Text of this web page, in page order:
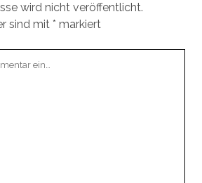
wird nicht veröffentlicht.
sind mit * markiert